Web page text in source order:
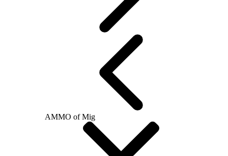
AMMO of Mig